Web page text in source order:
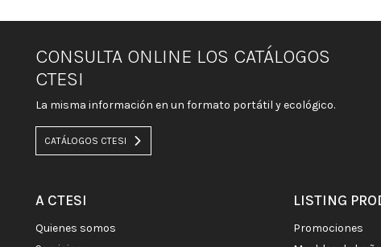
CONSULTA ONLINE LOS CATÁLOGOS
CTESI
La misma información en un formato portátil y ecológico.
CATÁLOGOS CTESI
A CTESI
quienes somos
LISTING
promociones